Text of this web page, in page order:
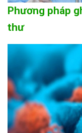
Phương pháp
thư